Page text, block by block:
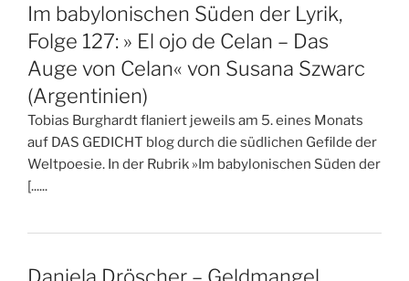
Im babylonischen Süden der Lyrik,
Folge 127: » El ojo de Celan – Das
Auge von Celan« von Susana Szwarc
(Argentinien)
Tobias Burghardt flaniert jeweils am 5. eines Monats
auf DAS GEDICHT blog durch die südlichen Gefilde der
Weltpoesie. In der Rubrik »Im babylonischen Süden der
[......